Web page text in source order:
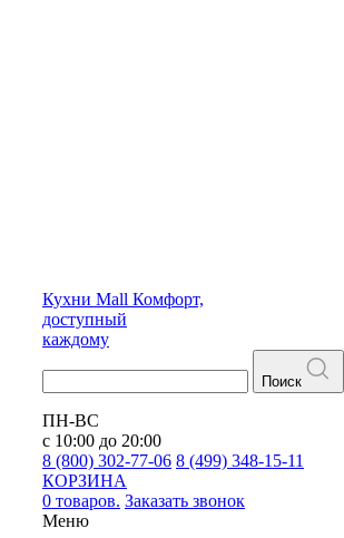
Кухни Mall Комфорт,
доступный
каждому
Поиск
ПН-ВС
с 10:00 до 20:00
8 (800) 302-77-06 8 (499) 348-15-11
КОРЗИНА
0 товаров. Заказать звонок
Меню